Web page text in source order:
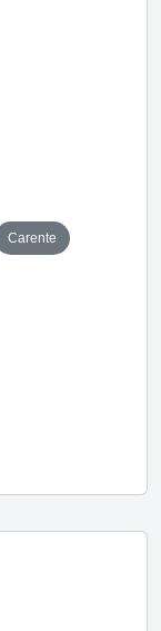
Carente